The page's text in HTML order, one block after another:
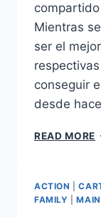
Mientras
ser el
conseguir
desde
READ MORE
ACTION |
FAMILY |MAIN